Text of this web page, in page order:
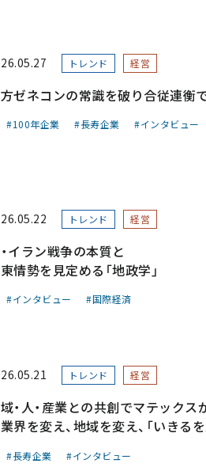
トレンド 経営
ゼネコンの常識を破り合従連衡
100年企業 長寿企業 インタビュー
トレンド 経営
イラン戦争の本質と
情勢を見定める「地政学」
インタビュー 国際経済
トレンド 経営
・人・産業との共創でマテックス
界を変え、地域を変え、「いきる
長寿企業 インタビュー